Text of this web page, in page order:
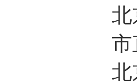
市